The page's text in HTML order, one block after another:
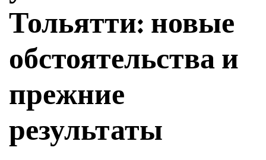
Тольятти: новые
обстоятельства и
прежние
результаты